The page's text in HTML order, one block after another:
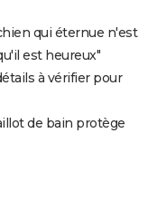
qui éternue n'est
est heureux"
à vérifier pour
de bain protège